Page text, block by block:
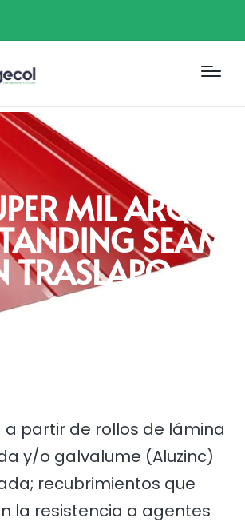
MIL ARQUIT
SEAM
TRASLAPO
a partir de rollos de lámina
y/o galvalume (Aluzinc)
recubrimientos que
la resistencia a agentes